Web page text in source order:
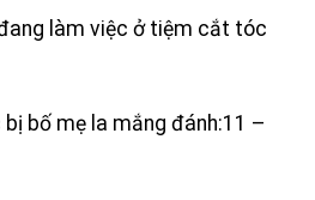
làm việc ở tiệm cắt tóc
bố mẹ la mắng đánh:11 –